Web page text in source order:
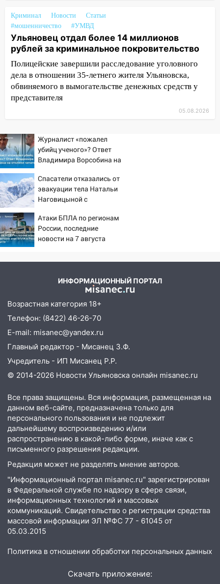
днем 6 августа: список АЗС
10:16 Внимание! В Ульяновской области
объявлена ракетная опасность
10:00
51-летний мужчина
09:50 В Ульяновске черный коршун
застрял в тепловозе
Чернышевского
08:21
В Заволжском районе украли два
велосипеда
07:18
В Ульяновск идет
тридцатиградусная жара: какая будет
погода в четверг
06:00
Четыре года борьбы: ульяновские
юристы помогли женщине засудить УК
за плесень на стенах
05:00 Кому 6 августа звезды сулят
прибыль, а кому — испытания на
прочность
05.08.2026
22:58 Соцсети: на проспекте Тюленева
ДТП с мотоциклистом
20:22 Мошенники обманули 92-летнюю
жительницу Ульяновской области
19:14 Житель Ульяновской области
заработал уголовное дело
18:14 Прогноз погоды на 6 августа в
Ульяновской области
18:00 Мотофристайл, рок и силовой
экстрим: в Ульяновске пройдет
большой фестиваль «Наше время»
17:30 Где есть бензин в Ульяновске 5
августа после рабочего дня: список АЗС
17:05 «Обыск» по видеосвязи: в
Ульяновске задержали 19-летнюю
сообщницу мошенников
16:12
Едва не перерезал горло: в
знакомым закончились для женщины
Криминал Новости
Статьи
#мошенничество
#УМВД
Ульяновец отдал более 14 миллионов
рублей за криминальное покровительство
Полицейские завершили расследование уголовного
дела в отношении 35-летнего жителя Ульяновска,
обвиняемого в вымогательстве денежных средств у
представителя
05.08.2026
Журналист «пожалел
убийц ученого»? Ответ
Владимира Ворсобина на
Спасатели отказались от
эвакуации тела Натальи
Наговицыной с
Атаки БПЛА по регионам
России, последние
новости на 7 августа
ИНФОРМАЦИОННЫЙ ПОРТАЛ
Возрастная категория 18+
Телефон: (8422) 46-26-70
E-mail: misanec@yandex.ru
Главный редактор - Мисанец З.Ф.
Учредитель - ИП Мисанец Р.Р.
© 2014-2026 Новости Ульяновска онлайн misanec.ru
Все права защищены. Вся информация, размещенная на
данном веб-сайте, предназначена только для
персонального пользования и не подлежит
дальнейшему воспроизведению и/или
распространению в какой-либо форме, иначе как с
письменного разрешения редакции.
Редакция может не разделять мнение авторов.
"Информационный портал misanec.ru" зарегистрирован
в Федеральной службе по надзору в сфере связи,
информационных технологий и массовых
коммуникаций. Свидетельство о регистрации средства
массовой информации ЭЛ №ФС 77 - 61045 от
05.03.2015
Политика в отношении обработки персональных данных
Скачать приложение: